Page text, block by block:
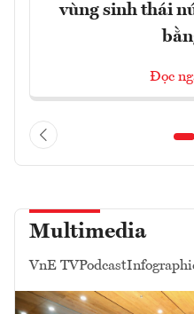
vùng sinh thái
Đọc
Multimedia
VnE TVPodcast